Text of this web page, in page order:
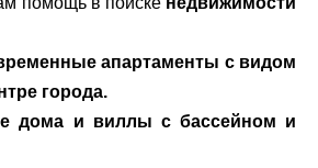
апартаменты с видом
города.
дома и виллы с бассейном и